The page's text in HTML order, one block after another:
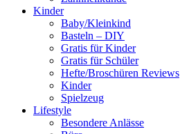
Kinder
Baby/Kleinkind
Basteln – DIY
Gratis für Kinder
Gratis für Schüler
Hefte/Broschüren Reviews
Kinder
Spielzeug
Lifestyle
Besondere Anlässe